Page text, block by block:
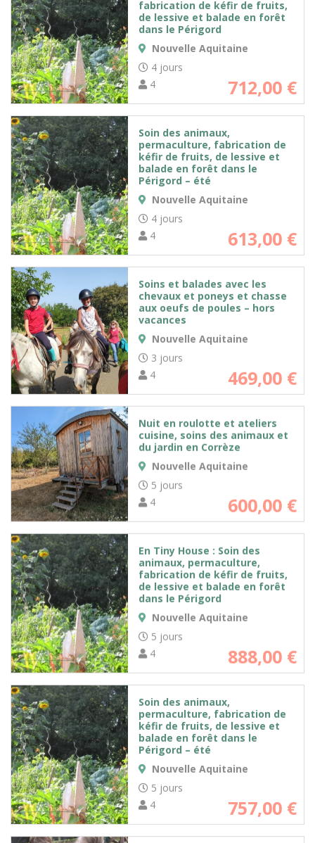
fabrication de kéfir de fruits,
de lessive et balade en forêt
dans le Périgord
Nouvelle Aquitaine
4 jours
4
712,00 €
Soin des animaux,
permaculture, fabrication de
kéfir de fruits, de lessive et
balade en forêt dans le
Périgord – été
Nouvelle Aquitaine
4 jours
4
613,00 €
Soins et balades avec les
chevaux et poneys et chasse
aux oeufs de poules – hors
vacances
Nouvelle Aquitaine
3 jours
4
469,00 €
Nuit en roulotte et ateliers
cuisine, soins des animaux et
du jardin en Corrèze
Nouvelle Aquitaine
5 jours
4
600,00 €
En Tiny House : Soin des
animaux, permaculture,
fabrication de kéfir de fruits,
de lessive et balade en forêt
dans le Périgord
Nouvelle Aquitaine
5 jours
4
888,00 €
Soin des animaux,
permaculture, fabrication de
kéfir de fruits, de lessive et
balade en forêt dans le
Périgord – été
Nouvelle Aquitaine
5 jours
4
757,00 €